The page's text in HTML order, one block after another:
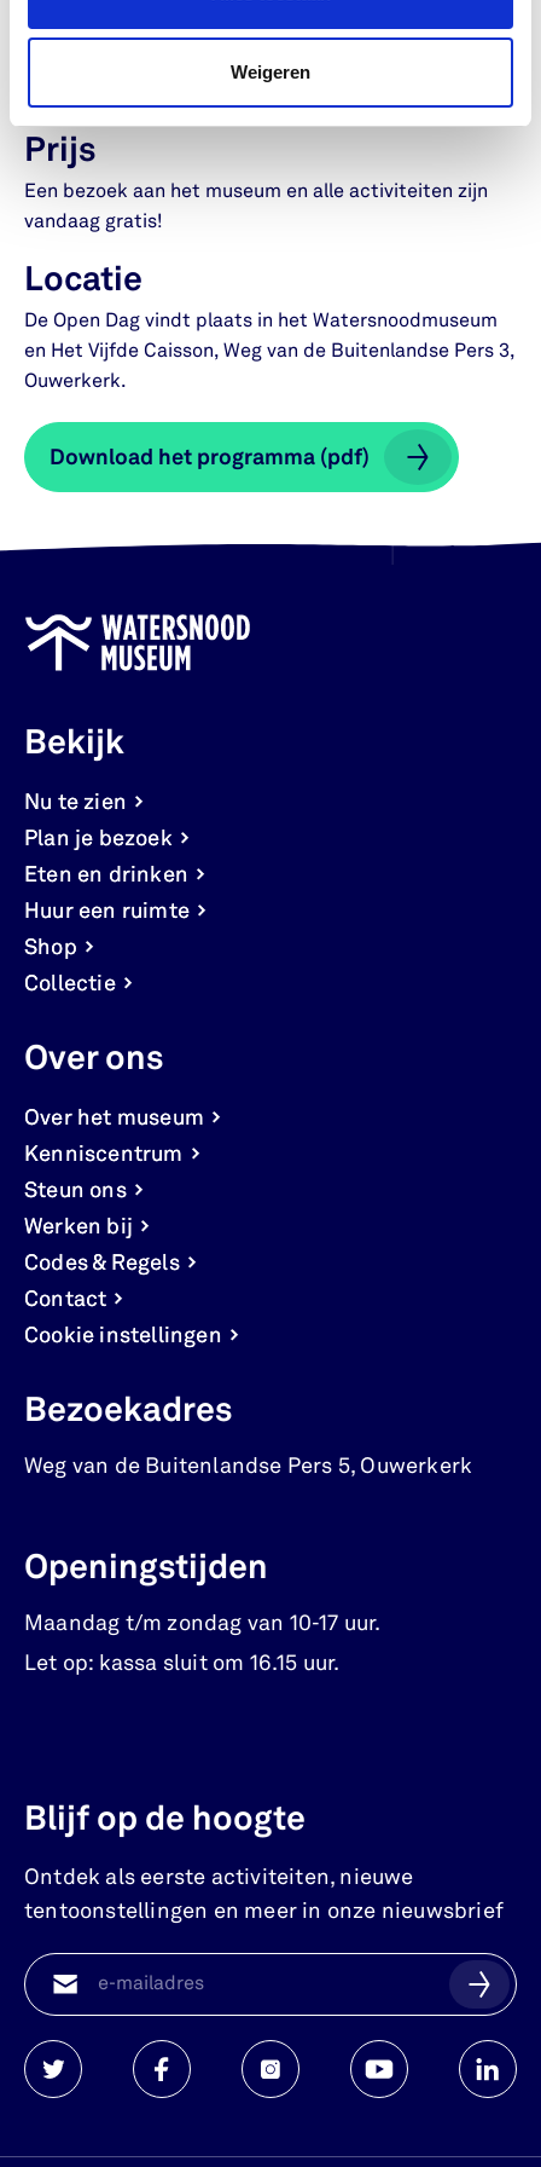
Weigeren
Rempt, inclusief een signeersessie
14:30 uur – 16:00 uur: Kinderprogramma: Verhalen
Prijs
Een bezoek aan het museum en alle activiteiten zijn
vandaag gratis!
Locatie
De Open Dag vindt plaats in het Watersnoodmuseum
en Het Vijfde Caisson, Weg van de Buitenlandse Pers 3,
Ouwerkerk.
Download het programma (pdf)
Download het programma (pdf)
Bekijk
Nu te zien
Plan je bezoek
Eten en drinken
Huur een ruimte
Shop
Collectie
Over ons
Over het museum
Kenniscentrum
Steun ons
Werken bij
Codes & Regels
Contact
Cookie instellingen
Bezoekadres
Weg van de Buitenlandse Pers 5, Ouwerkerk
Openingstijden
Maandag t/m zondag van 10-17 uur.
Let op: kassa sluit om 16.15 uur.
Blijf op de hoogte
Ontdek als eerste activiteiten, nieuwe
tentoonstellingen en meer in onze nieuwsbrief